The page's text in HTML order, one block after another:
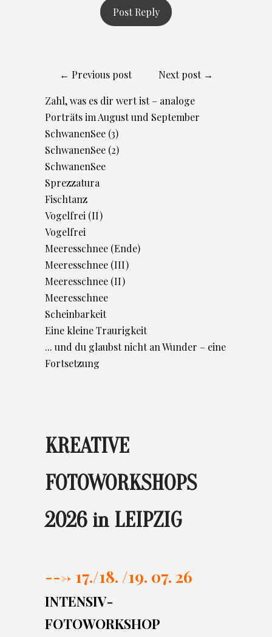
← Previous post Next post →
Zahl, was es dir wert ist – analoge
Porträts im August und September
SchwanenSee (3)
SchwanenSee (2)
SchwanenSee
Sprezzatura
Fischtanz
Vogelfrei (II)
Vogelfrei
Meeresschnee (Ende)
Meeresschnee (III)
Meeresschnee (II)
Meeresschnee
Scheinbarkeit
Eine kleine Traurigkeit
... und du glaubst nicht an Wunder – eine
Fortsetzung
KREATIVE
FOTOWORKSHOPS
2026 in LEIPZIG
---> 17./18. /19. 07. 26
INTENSIV-
FOTOWORKSHOP